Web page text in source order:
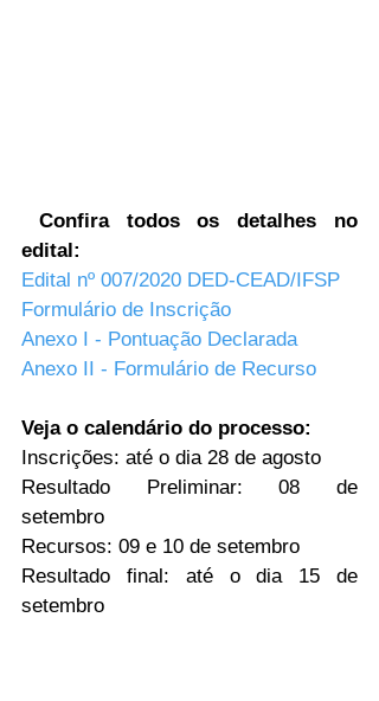
Confira todos os detalhes no
edital:
Edital nº 007/2020 DED-CEAD/IFSP
Formulário de Inscrição
Anexo I - Pontuação Declarada
Anexo II - Formulário de Recurso
Veja o calendário do processo:
Inscrições: até o dia 28 de agosto
Resultado Preliminar: 08 de
setembro
Recursos: 09 e 10 de setembro
Resultado final: até o dia 15 de
setembro